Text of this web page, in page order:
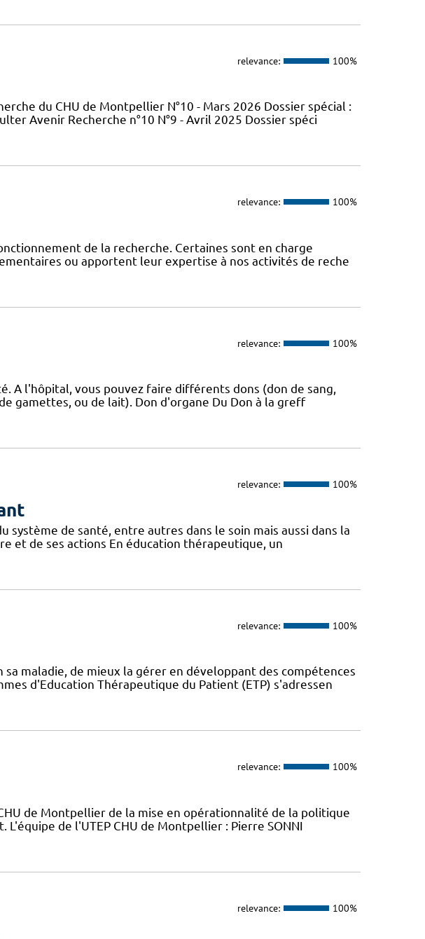
relevance: 100%
du CHU de Montpellier N°10 - Mars 2026 Dossier spécial :
Avenir Recherche n°10 N°9 - Avril 2025 Dossier spéci
relevance: 100%
de la recherche. Certaines sont en charge
ou apportent leur expertise à nos activités de reche
relevance: 100%
A l'hôpital, vous pouvez faire différents dons (don de sang,
gamettes, ou de lait). Don d'organe Du Don à la greff
relevance: 100%
système de santé, entre autres dans le soin mais aussi dans la
et de ses actions En éducation thérapeutique, un
relevance: 100%
maladie, de mieux la gérer en développant des compétences
d'Education Thérapeutique du Patient (ETP) s'adressen
relevance: 100%
de Montpellier de la mise en opérationnalité de la politique
de l'UTEP CHU de Montpellier : Pierre SONNI
relevance: 100%